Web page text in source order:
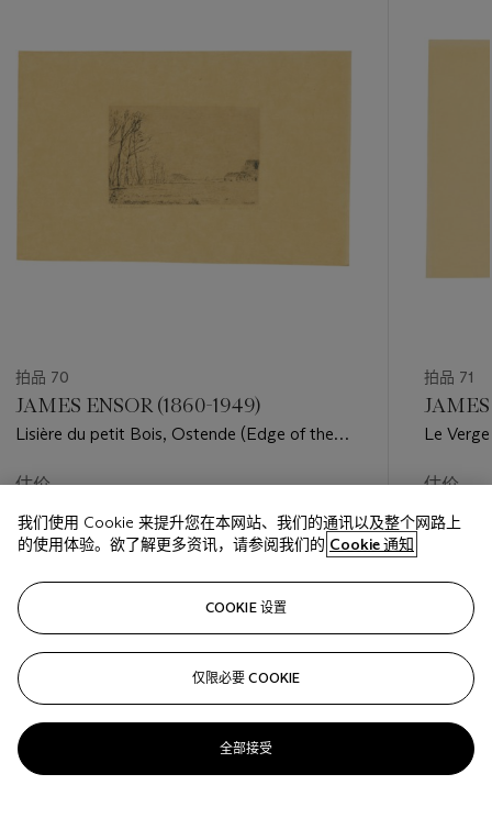
拍品 70
JAMES ENSOR (1860-1949)
Lisière du petit Bois, Ostende (Edge of the
估价
GBP 500 - GBP 700
巳结束
拍品 71
Le
估价
GBP
我们使用 Cookie 来提升您在本网站、我们的通讯以及整个网路上
的使用体验。欲了解更多资讯，请参阅我们的 Cookie 通知
COOKIE 设置
仅限必要 COOKIE
全部接受